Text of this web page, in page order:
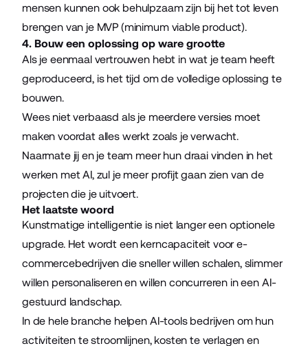
mensen kunnen ook behulpzaam zijn bij het tot leven
brengen van je MVP (minimum viable product).
4. Bouw een oplossing op ware grootte
Als je eenmaal vertrouwen hebt in wat je team heeft
geproduceerd, is het tijd om de volledige oplossing te
bouwen.
Wees niet verbaasd als je meerdere versies moet
maken voordat alles werkt zoals je verwacht.
Naarmate jij en je team meer hun draai vinden in het
werken met AI, zul je meer profijt gaan zien van de
projecten die je uitvoert.
Het laatste woord
Kunstmatige intelligentie is niet langer een optionele
upgrade. Het wordt een kerncapaciteit voor e-
commercebedrijven die sneller willen schalen, slimmer
willen personaliseren en willen concurreren in een AI-
gestuurd landschap.
In de hele branche helpen AI-tools bedrijven om hun
activiteiten te stroomlijnen, kosten te verlagen en